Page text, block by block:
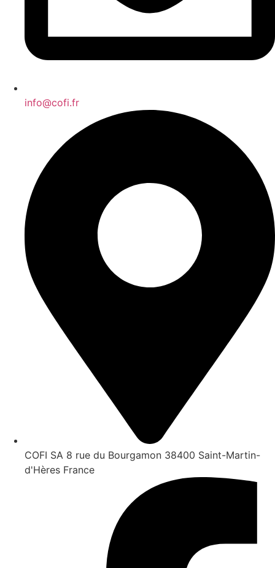
info@cofi.fr
COFI SA 8 rue du Bourgamon 38400 Saint-Martin-
d'Hères France